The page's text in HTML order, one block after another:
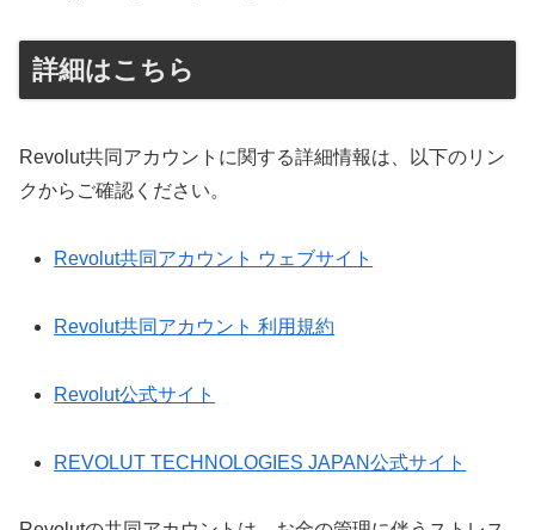
詳細はこちら
Revolut共同アカウントに関する詳細情報は、以下のリン
クからご確認ください。
Revolut共同アカウント ウェブサイト
Revolut共同アカウント 利用規約
Revolut公式サイト
REVOLUT TECHNOLOGIES JAPAN公式サイト